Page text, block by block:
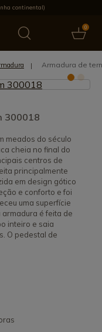
continental)
0
Últimas notícias
Armadura de
300018
meados do século
cheia no final do
centros de
principalmente
em design gótico
e conforto e foi
uma superfície
é feita de
inteiro e saia
O pedestal de